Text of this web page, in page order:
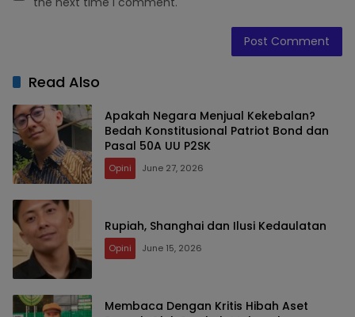
Read Also
Apakah Negara Menjual Kekebalan?
Bedah Konstitusional Patriot Bond dan
Pasal 50A UU P2SK
Opini June 27, 2026
Rupiah, Shanghai dan Ilusi Kedaulatan
Opini June 15, 2026
Membaca Dengan Kritis Hibah Aset